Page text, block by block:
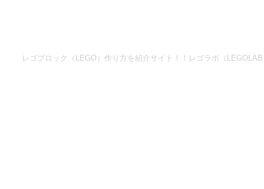
レゴブロック（LEGO）作り方を紹介サイト！！レゴラボ（